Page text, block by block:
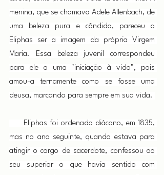
menina, que se chamava Adele Allenbach, de
uma beleza pura e cândida, pareceu a
Eliphas ser a imagem da própria Virgem
Maria. Essa beleza juvenil correspondeu
para ele a uma "iniciação à vida", pois
amou-a ternamente como se fosse uma
deusa, marcando para sempre em sua vida.
Eliphas foi ordenado diácono, em 1835,
mas no ano seguinte, quando estava para
atingir o cargo de sacerdote, confessou ao
seu superior o que havia sentido com